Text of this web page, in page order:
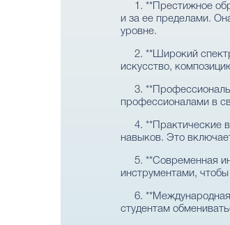
1. **Престижное
и за ее пределами.
уровне.
2. **Широкий
искусство,
3.
профессионалами в
4. **Практические
навыков. Это
5. **Современная
инструментами,
6. **Международная
студентам